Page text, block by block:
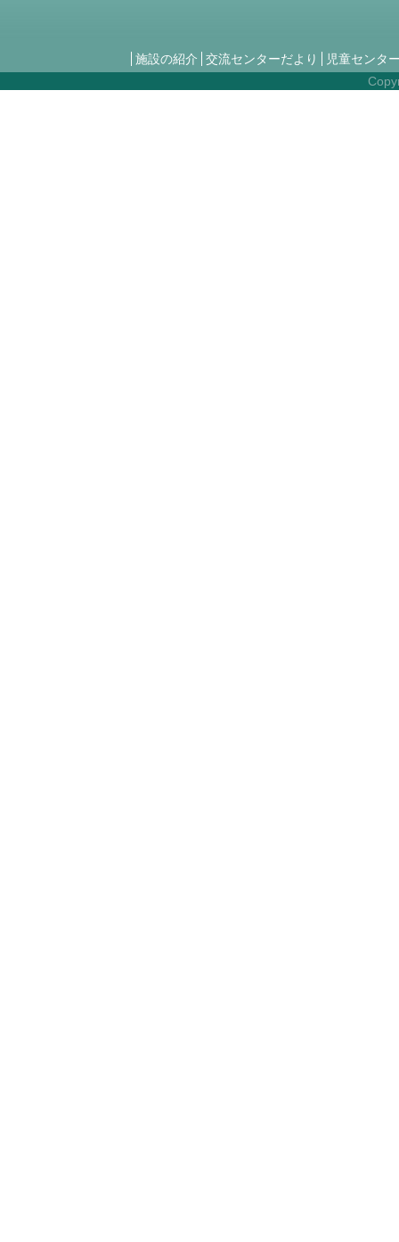
施設の紹介 交流センターだより
児童センタ